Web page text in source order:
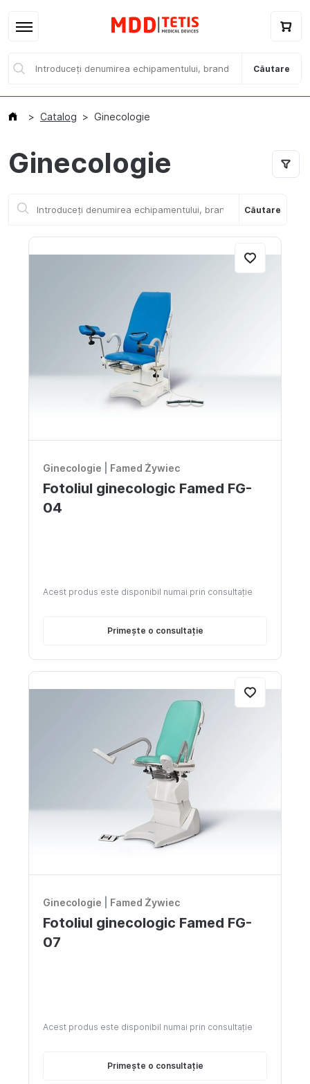
Branduri
Locuri vacante
Livrare si achitare
Căutare
Catalog Ginecologie
Ginecologie
Căutare
Ginecologie Famed Żywiec
Fotoliul ginecologic Famed FG-
04
Acest produs este disponibil numai prin consultație
Primește o consultație
Ginecologie Famed Żywiec
Fotoliul ginecologic Famed FG-
07
Acest produs este disponibil numai prin consultație
Primește o consultație